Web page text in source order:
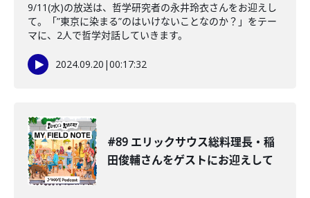
9/11(水)の放送は、哲学研究者の永井玲衣さんをお迎えし
て。「”東京に染まる”のはいけないことなのか？」をテー
マに、2人で哲学対話していきます。
2024.09.20 |00:17:32
#89 エリックサウス総料理長・稲
田俊輔さんをゲストにお迎えして